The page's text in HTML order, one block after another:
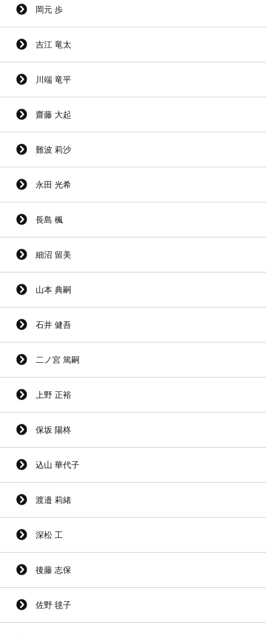
岡元 歩
吉江 竜太
川端 竜平
齋藤 大起
難波 莉沙
永田 光希
長島 楓
細沼 留美
山本 典嗣
石井 健吾
二ノ宮 篤嗣
上野 正裕
保坂 陽柊
込山 華代子
渡邉 莉緒
深松 工
後藤 志保
佐野 毬子